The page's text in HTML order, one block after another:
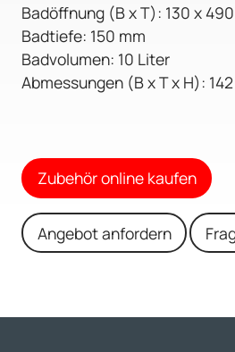
Badöffnung (B x T): 130 x
Badtiefe: 150 mm
Badvolumen: 10 Liter
Abmessungen (B x T x H):
Zubehör online kaufen
Angebot anfordern